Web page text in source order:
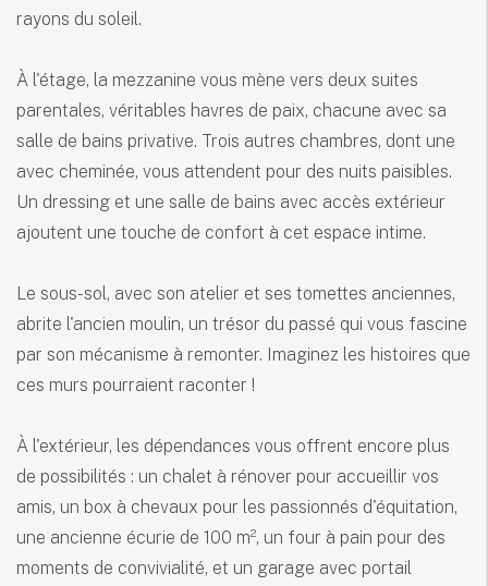
rayons du soleil.
À l'étage, la mezzanine vous mène vers deux suites
parentales, véritables havres de paix, chacune avec sa
salle de bains privative. Trois autres chambres, dont une
avec cheminée, vous attendent pour des nuits paisibles.
Un dressing et une salle de bains avec accès extérieur
ajoutent une touche de confort à cet espace intime.
Le sous-sol, avec son atelier et ses tomettes anciennes,
abrite l'ancien moulin, un trésor du passé qui vous fascine
par son mécanisme à remonter. Imaginez les histoires que
ces murs pourraient raconter !
À l'extérieur, les dépendances vous offrent encore plus
de possibilités : un chalet à rénover pour accueillir vos
amis, un box à chevaux pour les passionnés d'équitation,
une ancienne écurie de 100 m², un four à pain pour des
moments de convivialité, et un garage avec portail